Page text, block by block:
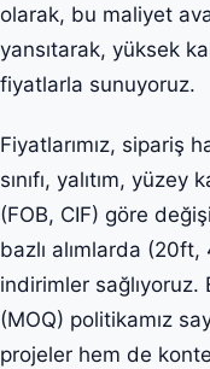
olarak, bu maliyet
yansıtarak, yüksek
fiyatlarla sunuyoruz.
Fiyatlarımız, sipariş
sınıfı, yalıtım,
(FOB, CIF) göre
bazlı alımlarda
indirimler sağlıyoruz.
(MOQ) politikamız
projeler hem de